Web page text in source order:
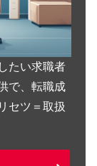
たい求職者
で、転職成
セツ＝取扱